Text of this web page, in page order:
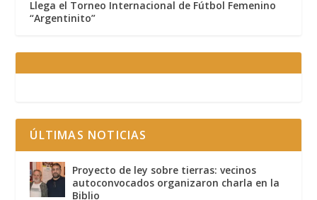
Llega el Torneo Internacional de Fútbol Femenino
“Argentinito”
ÚLTIMAS NOTICIAS
Proyecto de ley sobre tierras: vecinos
autoconvocados organizaron charla en la
Biblio